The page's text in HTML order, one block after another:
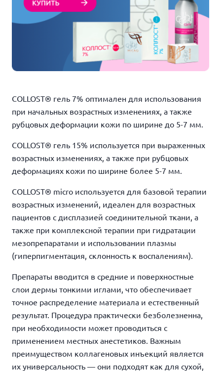
COLLOST® гель 7% оптимален для использования
при начальных возрастных изменениях, а также
рубцовых деформации кожи по ширине до 5-7 мм.
COLLOST® гель 15% используется при выраженных
возрастных изменениях, а также при рубцовых
деформациях кожи по ширине более 5-7 мм.
COLLOST® micro используется для базовой терапии
возрастных изменений, идеален для возрастных
пациентов с дисплазией соединительной ткани, а
также при комплексной терапии при гидратации
мезопрепаратами и использовании плазмы
(гиперпигментация, склонность к воспалениям).
Препараты вводится в средние и поверхностные
слои дермы тонкими иглами, что обеспечивает
точное распределение материала и естественный
результат. Процедура практически безболезненна,
при необходимости может проводиться с
применением местных анестетиков. Важным
преимуществом коллагеновых инъекций является
их универсальность — они подходят как для сухой,